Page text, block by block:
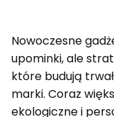
Nowoczesne
upominki, ale
które budują
marki. Coraz
ekologiczne i